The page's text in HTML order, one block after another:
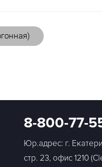
8-800-77-
Юр.адрес: г.
стр. 23, офис 1210